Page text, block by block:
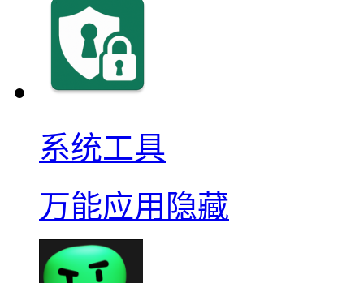
系统工具
万能应用隐藏